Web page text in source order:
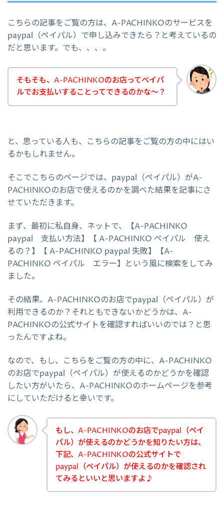
こちらの記事をご覧の方は、A-PACHINKOのサービスを
paypal（ペイパル）で申し込みできたら？と考えているの
だと思います。でも、、、。
そもそも、A-PACHINKOのお店ってペイパ
ルでお支払いすることってできるのかな～？
と、思っている人も、こちらの記事をご覧の方の中にはい
るかもしれません。
そこでこちらのページでは、paypal（ペイパル）がA-
PACHINKOのお店で使えるのかを調べた結果を記事にさ
せていただきます。
まず、最初に私自身、ネットで、【A-PACHINKO
paypal 支払い方法】【 A-PACHINKO ペイパル 使え
るの？】【 A-PACHINKO paypal 失敗】【A-
PACHINKO ペイパル エラー】という風に検索をしてみ
ました。
その結果、A-PACHINKOのお店でpaypal（ペイパル）が
利用できるのか？それともできないかどうかは、A-
PACHINKOの公式サイトを確認すればいいのでは？と思
ったんですよね。
なので、もし、こちらをご覧の方の中に、A-PACHINKO
のお店でpaypal（ペイパル）が使えるのかどうかを確認
したい方がいたら、A-PACHINKOのホームページを参考
にしていただけると幸いです。
もし、A-PACHINKOのお店でpaypal（ペイ
パル）が使えるのかどうかを知りたい方は、
下記、A-PACHINKOの公式サイトで
paypal（ペイパル）が使えるのかを確認され
てみるといいと思いますよ♪